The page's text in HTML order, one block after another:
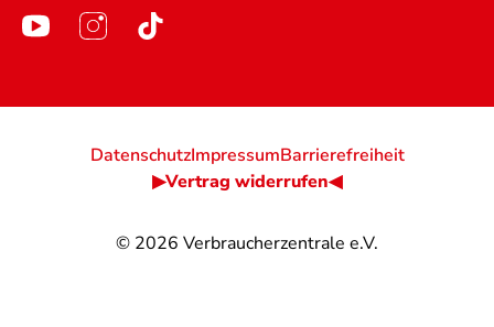
© 2026 Verbraucherzentrale e.V.
DatenschutzImpressumBarrierefreiheit
▶Vertrag widerrufen◀